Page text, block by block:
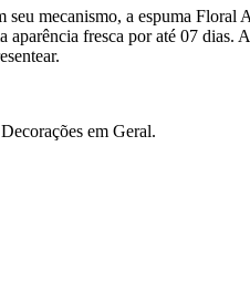
mecanismo, a espuma
fresca por até 07
em Geral.